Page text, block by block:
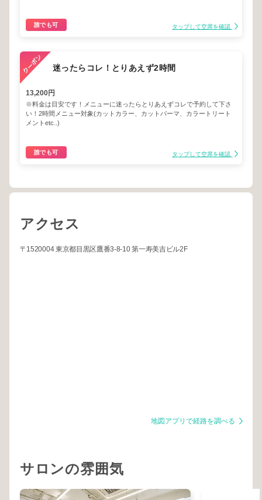
誰でも可 タップして空席を確認
迷ったらコレ！とりあえず2時間
13,200円
※料金は目安です！メニューに迷ったらとりあえずコレで予約して下さ
い！2時間メニュー対象(カットカラー、カットパーマ、カラートリート
メントetc..)
誰でも可 タップして空席を確認
アクセス
〒1520004 東京都目黒区鷹番3-8-10 第一寿美吉ビル2F
地図アプリで経路を調べる
サロンの雰囲気